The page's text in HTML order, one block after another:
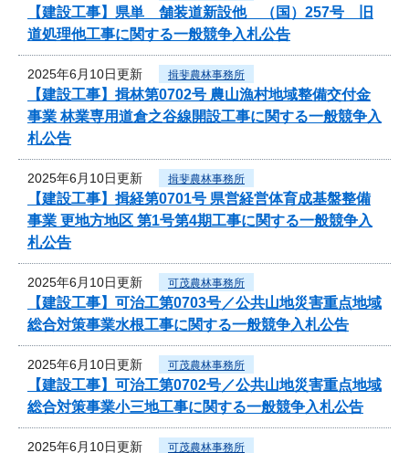
【建設工事】県単 舗装道新設他 （国）257号 旧
道処理他工事に関する一般競争入札公告
2025年6月10日更新 揖斐農林事務所
【建設工事】揖林第0702号 農山漁村地域整備交付金
事業 林業専用道倉之谷線開設工事に関する一般競争入
札公告
2025年6月10日更新 揖斐農林事務所
【建設工事】揖経第0701号 県営経営体育成基盤整備
事業 更地方地区 第1号第4期工事に関する一般競争入
札公告
2025年6月10日更新 可茂農林事務所
【建設工事】可治工第0703号／公共山地災害重点地域
総合対策事業水根工事に関する一般競争入札公告
2025年6月10日更新 可茂農林事務所
【建設工事】可治工第0702号／公共山地災害重点地域
総合対策事業小三地工事に関する一般競争入札公告
2025年6月10日更新 可茂農林事務所